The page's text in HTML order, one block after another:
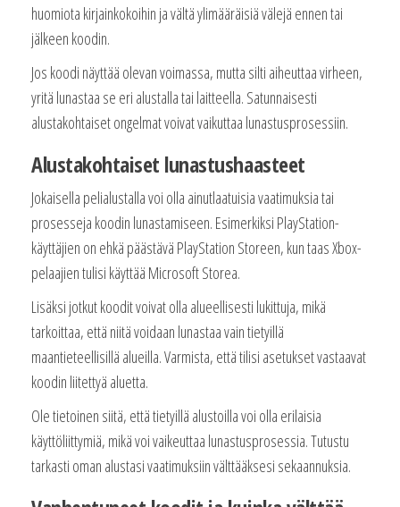
huomiota kirjainkokoihin ja vältä ylimääräisiä välejä ennen tai
jälkeen koodin.
Jos koodi näyttää olevan voimassa, mutta silti aiheuttaa virheen,
yritä lunastaa se eri alustalla tai laitteella. Satunnaisesti
alustakohtaiset ongelmat voivat vaikuttaa lunastusprosessiin.
Alustakohtaiset lunastushaasteet
Jokaisella pelialustalla voi olla ainutlaatuisia vaatimuksia tai
prosesseja koodin lunastamiseen. Esimerkiksi PlayStation-
käyttäjien on ehkä päästävä PlayStation Storeen, kun taas Xbox-
pelaajien tulisi käyttää Microsoft Storea.
Lisäksi jotkut koodit voivat olla alueellisesti lukittuja, mikä
tarkoittaa, että niitä voidaan lunastaa vain tietyillä
maantieteellisillä alueilla. Varmista, että tilisi asetukset vastaavat
koodin liitettyä aluetta.
Ole tietoinen siitä, että tietyillä alustoilla voi olla erilaisia
käyttöliittymiä, mikä voi vaikeuttaa lunastusprosessia. Tutustu
tarkasti oman alustasi vaatimuksiin välttääksesi sekaannuksia.